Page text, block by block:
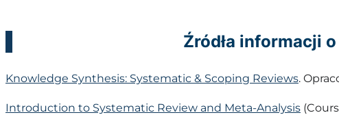
Źródła informacji
Knowledge Synthesis: Systematic & Scoping Reviews.
Introduction to Systematic Review and Meta-Analysis